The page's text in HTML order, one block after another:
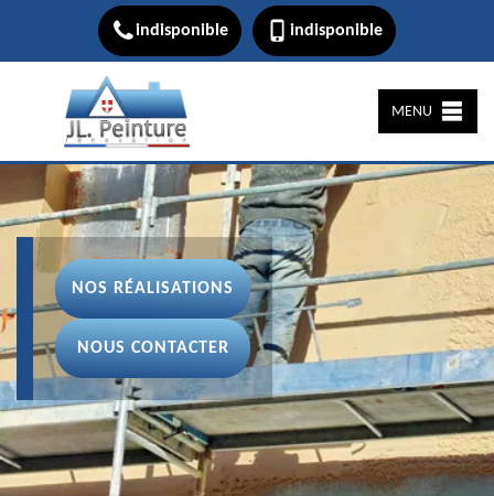
indisponible indisponible
MENU
NOS RÉALISATIONS
NOUS CONTACTER